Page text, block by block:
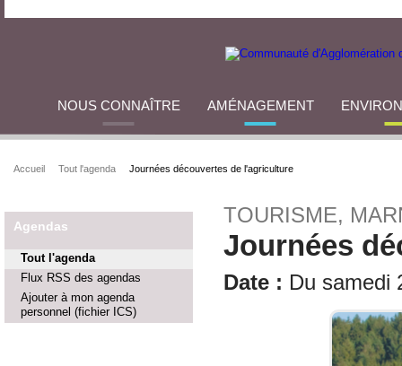
NOUS CONNAÎTRE AMÉNAGEMENT
Accueil Tout l'agenda Journées découvertes de l'agriculture
Agendas
Tout l'agenda
Flux RSS des agendas
Ajouter à mon agenda
personnel (fichier ICS)
TOURISME,
Journées
Date : Du samedi